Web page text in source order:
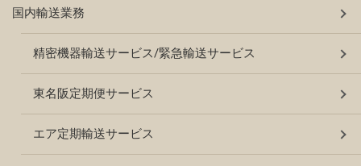
国内輸送業務
精密機器輸送サービス/緊急輸送サービス
東名阪定期便サービス
エア定期輸送サービス